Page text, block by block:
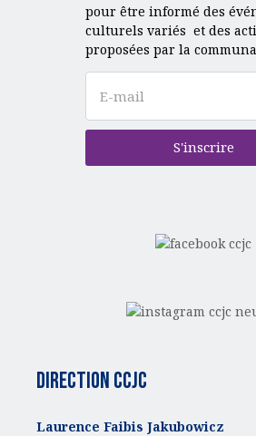
pour être informé des
culturels variés et des
proposées par la
S'inscrire
Direction CCJC
Laurence Faibis Jakubowicz